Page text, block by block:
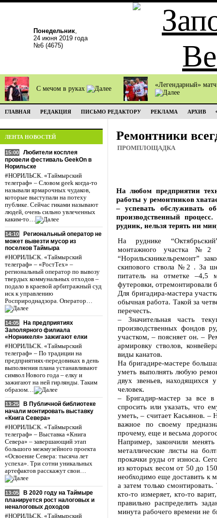
Понедельник,
24 июня 2019 года
№6 (4675)
С мечом в руках
«Легендарный»
ГЛАВНАЯ РЕДАКЦИЯ ПИСЬМО РЕДАКТОРУ РЕКЛАМА АРХИВ
ЛЕНТА НОВОСТЕЙ
15:00
Любители косплея
провели фестиваль GeekOn в
Норильске
#НОРИЛЬСК. «Таймырский
телеграф» – Словом geek когда-то
называли ярмарочных чудаков,
которые выступали на потеху
публике. Сейчас гиками называют
людей, очень сильно увлеченных
каким-то…
14:10
Региональный оператор не
может вывезти мусор из
поселков Таймыра
#НОРИЛЬСК. «Таймырский
телеграф» – «РостТех» –
региональный оператор по вывозу
твердых коммунальных отходов –
подало в краевой арбитражный суд
иск к управлению
Росприроднадзора. Оператор…
14:05
На предприятиях
Заполярного филиала
«Норникеля» зажигают елки
#НОРИЛЬСК. «Таймырский
телеграф» – По традиции на
предприятиях-передовиках в день
выполнения плана устанавливают
символ Нового года – елку и
зажигают на ней гирлянды. Таким
образом…
13:25
В Публичной библиотеке
начали монтировать выставку
«Книга Севера»
#НОРИЛЬСК. «Таймырский
телеграф» – Выставка «Книга
Севера» – завершающий этап
большого межмузейного проекта
«Освоение Севера: тысяча лет
успеха». Три сотни уникальных
артефактов расскажут свои…
13:05
В 2020 году на Таймыре
планируется рост налоговых и
неналоговых доходов
#НОРИЛЬСК. «Таймырский
Ремонтники
ПРОМПЛОЩАДКА
На любом предприятии
работы у ремонтников
– успевать обслуживать
производственный
рудник, нельзя терять ни
На руднике
монтажного участка №2
“Норильскникельремонт”
скипового ствола №2 . За
питатель на отметке –4,5
футеровки, отремонтировали
Для бригадира-мастера
обычная работа. Такой за
перечесть.
– Значительная часть
производственных фондов
участком, – поясняет он. –
армировку стволов,
виды канатов.
На бригадире-мастере
уметь выполнять любую
двух звеньев, находящихся
человек.
– Бригадир-мастер за все
спросить или указать, что
уметь, – считает Касьянов. –
важное по своему
прочему, еще и весьма
Например, закончили
металлические листы на
прокачки руды от износа.
из которых весом от 50 до
необходимо еще доставить к
а затем только
кто-то измеряет, кто-то
правильно распределить
минута рабочего времени не